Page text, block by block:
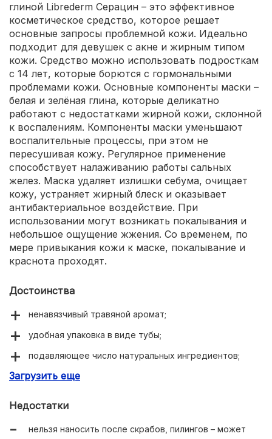
глиной Librederm Серацин – это эффективное
косметическое средство, которое решает
основные запросы проблемной кожи. Идеально
подходит для девушек с акне и жирным типом
кожи. Средство можно использовать подросткам
с 14 лет, которые борются с гормональными
проблемами кожи. Основные компоненты маски –
белая и зелёная глина, которые деликатно
работают с недостатками жирной кожи, склонной
к воспалениям. Компоненты маски уменьшают
воспалительные процессы, при этом не
пересушивая кожу. Регулярное применение
способствует налаживанию работы сальных
желез. Маска удаляет излишки себума, очищает
кожу, устраняет жирный блеск и оказывает
антибактериальное воздействие. При
использовании могут возникать покалывания и
небольшое ощущение жжения. Со временем, по
мере привыкания кожи к маске, покалывание и
краснота проходят.
Достоинства
ненавязчивый травяной аромат;
удобная упаковка в виде тубы;
подавляющее число натуральных ингредиентов;
консистенция, удобная для нанесения;
Загрузить еще
Недостатки
нельзя наносить после скрабов, пилингов – может